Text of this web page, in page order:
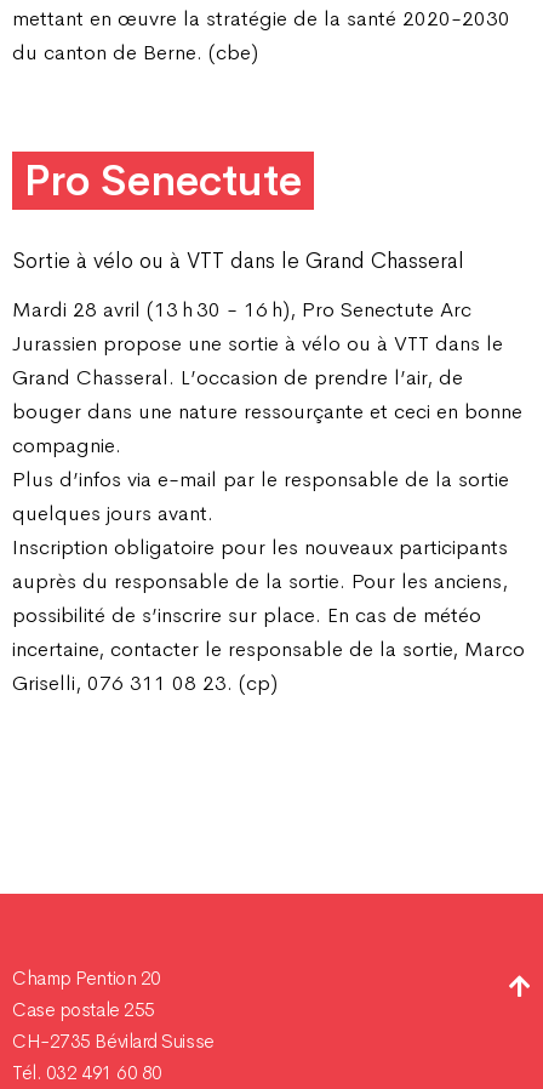
mettant en œuvre la stratégie de la santé 2020-2030
du canton de Berne. (cbe)
Pro Senectute
Sortie à vélo ou à VTT dans le Grand Chasseral
Mardi 28 avril (13 h 30 - 16 h), Pro Senectute Arc
Jurassien propose une sortie à vélo ou à VTT dans le
Grand Chasseral. L’occasion de prendre l’air, de
bouger dans une nature ressourçante et ceci en bonne
compagnie.
Plus d’infos via e-mail par le responsable de la sortie
quelques jours avant.
Inscription obligatoire pour les nouveaux participants
auprès du responsable de la sortie. Pour les anciens,
possibilité de s’inscrire sur place. En cas de météo
incertaine, contacter le responsable de la sortie, Marco
Griselli, 076 311 08 23. (cp)
Champ Pention 20
Case postale 255
CH-2735 Bévilard Suisse
Tél. 032 491 60 80